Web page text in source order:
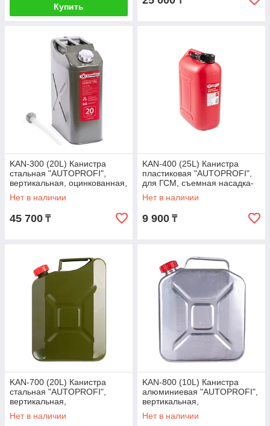
Купить
KAN-300 (20L) Канистра
стальная "AUTOPROFI",
вертикальная, оцинкованная,
горловина с навинчив. крышк
Нет в наличии
45 700 ₸
KAN-400 (25L) Канистра
пластиковая "AUTOPROFI",
для ГСМ, съемная насадка-
лейка 25 литров
Нет в наличии
9 900 ₸
KAN-700 (20L) Канистра
стальная "AUTOPROFI",
вертикальная,
антикоррозийное покрытие,
толщина стенки
Нет в наличии
KAN-800 (10L) Канистра
алюминиевая "AUTOPROFI",
вертикальная,
антикоррозийное покрытие,
толщина стен
Нет в наличии